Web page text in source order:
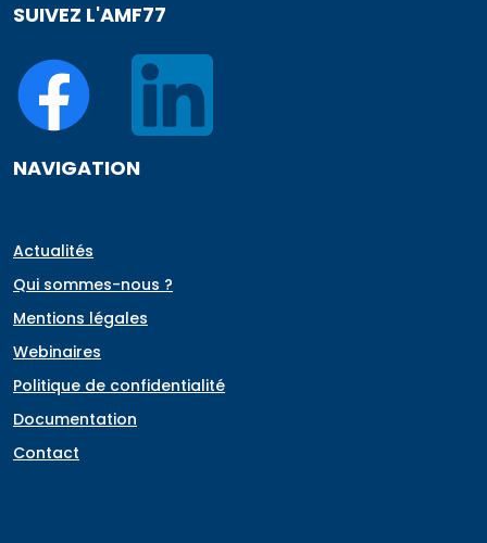
SUIVEZ L'AMF77
NAVIGATION
Actualités
Qui sommes-nous ?
Mentions légales
Webinaires
Politique de confidentialité
Documentation
Contact